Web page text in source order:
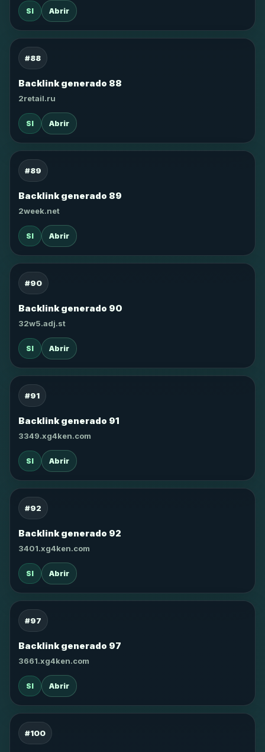
SI Abrir
#88
Backlink generado 88
2retail.ru
SI Abrir
#89
Backlink generado 89
2week.net
SI Abrir
#90
Backlink generado 90
32w5.adj.st
SI Abrir
#91
Backlink generado 91
3349.xg4ken.com
SI Abrir
#92
Backlink generado 92
3401.xg4ken.com
SI Abrir
#97
Backlink generado 97
3661.xg4ken.com
SI Abrir
#100